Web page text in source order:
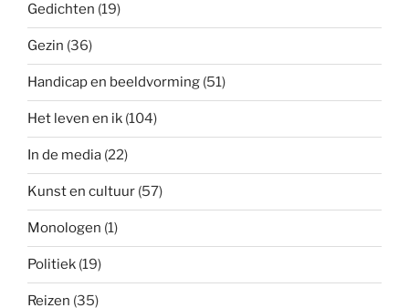
Gedichten (19)
Gezin (36)
Handicap en beeldvorming (51)
Het leven en ik (104)
In de media (22)
Kunst en cultuur (57)
Monologen (1)
Politiek (19)
Reizen (35)